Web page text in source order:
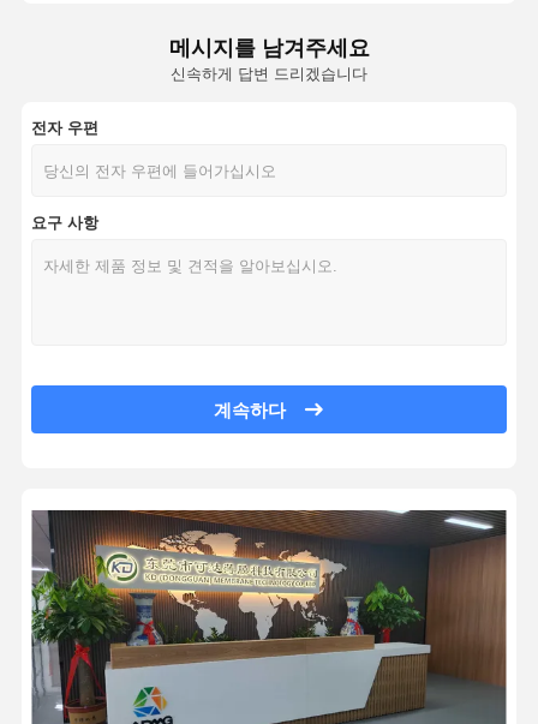
PCB 멤브레인 스위치
FPC 멤브레인 스위치
백라이트 멤브레인 스위치
키패드 멤브레인 스위치
금속 돔 조립
PMMA 렌즈
콤팩트하고 역동적인 환경을 위한 FPC 꼬리와 함께 혁신적인 PCB
0.4mm-2.0mm 2-8층 PCB와 FPC 꼬리 공간 제한 레이아웃
0.5oz 1oz 2oz PCB와 FPC 꼬리 인쇄 회로판
원활한 연결성 향상된 기능성 PCB와 FPC 꼬리 최적의 성능
유연성 과 내구성 을 결합 하는 전자 장치 FPC 망막 스위치
극 얇은 단일 층 FPC 고 내구성 및 유연성
의료 장비 및 로봇 공학용 고 민감성 단일 계층 FPC 스위치
단일 계층 FPC 막 스위치로 우수한 환경 저항성
메시지를 남겨주세요
신속하게 답변 드리겠습니다
전자 우편
요구 사항
계속하다